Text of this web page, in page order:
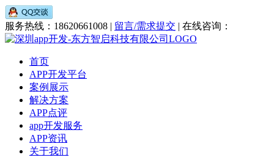
服务热线：18620661008 | 留言/需求提交 | 在线咨询：
首页
APP开发平台
案例展示
解决方案
APP点评
app开发服务
APP资讯
关于我们